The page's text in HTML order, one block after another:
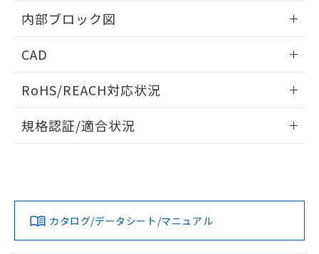
内部ブロック図
CAD
ドすることができます。
ログイン/会員登録
ダウンロードデータをご利用いただく前に、以下を必ずお読
みください。
ソフトウェアの使用条件
RoHS/REACH対応状況
K3HB-RPB-FLK1AT11 AC100-240のRoHS対応状況について
この製品のRoHS/REACH対応状況ページへ
規格認証/適合状況
LR型式承認
DNV型式承認
BV型式承認
KR型式
カタログ/データシート/マニュアル